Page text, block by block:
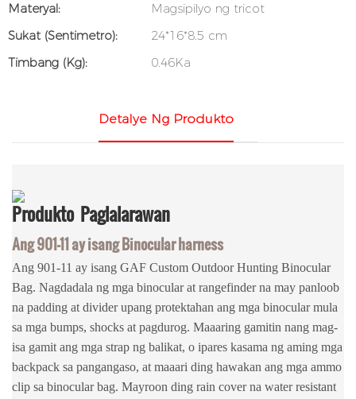
Materyal:
Magsipilyo ng tricot
Sukat (sentimetro):
24*16*8.5 cm
Timbang (kg):
0.46Ka
Detalye Ng Produkto
Produkto Paglalarawan
Ang 901-11 ay isang Binocular harness
Ang 901-11 ay isang GAF Custom Outdoor Hunting Binocular
Bag. Nagdadala ng mga binocular at rangefinder na may panloob
na padding at divider upang protektahan ang mga binocular mula
sa mga bumps, shocks at pagdurog. Maaaring gamitin nang mag-
isa gamit ang mga strap ng balikat, o ipares kasama ng aming mga
backpack sa pangangaso, at maaari ding hawakan ang mga ammo
clip sa binocular bag. Mayroon ding rain cover na water resistant